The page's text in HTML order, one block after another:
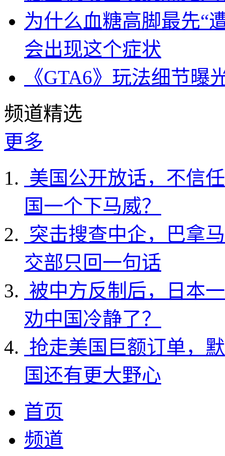
为什么血糖高脚最先“
会出现这个症状
《GTA6》玩法细节
频道精选
更多
美国公开放话，不信
国一个下马威？
突击搜查中企，巴拿
交部只回一句话
被中方反制后，日本
劝中国冷静了？
抢走美国巨额订单，
国还有更大野心
首页
频道